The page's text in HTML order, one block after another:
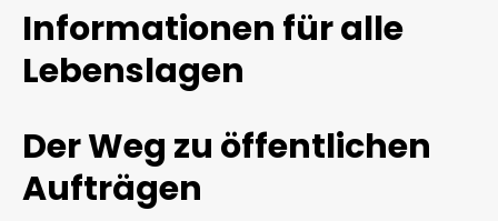
Informationen für alle
Lebenslagen
Der Weg zu öffentlichen
Aufträgen